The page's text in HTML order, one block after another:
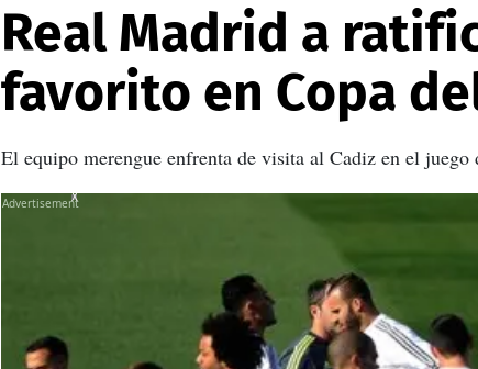
Real Madrid a
favorito en Copa
El equipo merengue enfrenta de visita al Cadiz en el juego
X